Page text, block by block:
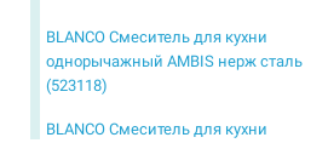
BLANCO Смеситель для кухни
однорычажный AMBIS нерж сталь
(523118)
BLANCO Смеситель для кухни